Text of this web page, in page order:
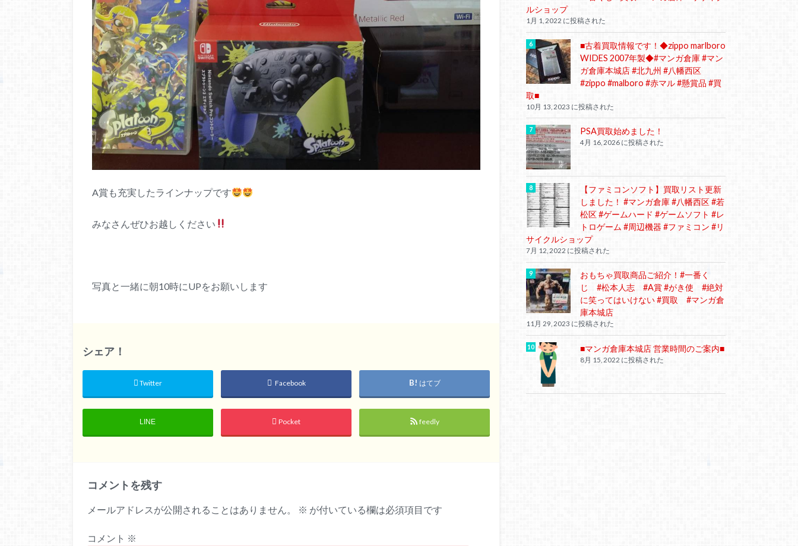
A賞も充実したラインナップです
みなさんぜひお越しください
写真と一緒に朝10時にUPをお願いします
シェア！
Twitter Facebook はてブ
LINE Pocket feedly
コメントを残す
メールアドレスが公開されることはありません。 ※ が付いている欄は必須項目です
コメント ※
ルショップ
1月 1, 2022 に投稿された
■古着買取情報です！◆zippo marlboro
WIDES 2007年製◆#マンガ倉庫 #マン
ガ倉庫本城店 #北九州 #八幡西区
#zippo #malboro #赤マル #懸賞品 #買
取■
10月 13, 2023 に投稿された
PSA買取始めました！
4月 16, 2026 に投稿された
【ファミコンソフト】買取リスト更新
しました！ #マンガ倉庫 #八幡西区 #若
松区 #ゲームハード #ゲームソフト #レ
トロゲーム #周辺機器 #ファミコン #リ
サイクルショップ
7月 12, 2022 に投稿された
おもちゃ買取商品ご紹介！#一番く
じ #松本人志 #A賞 #がき使 #絶対
に笑ってはいけない #買取 #マンガ倉
庫本城店
11月 29, 2023 に投稿された
■マンガ倉庫本城店 営業時間のご案内■
8月 15, 2022 に投稿された